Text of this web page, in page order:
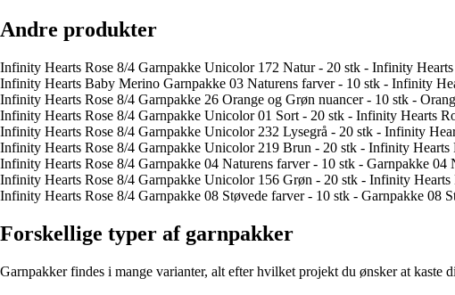
Andre produkter
Infinity Hearts Rose 8/4 Garnpakke Unicolor 172 Natur - 20 stk - Infinity
Infinity Hearts Baby Merino Garnpakke 03 Naturens farver - 10 stk - Infinity
Infinity Hearts Rose 8/4 Garnpakke 26 Orange og Grøn nuancer - 10 stk -
Infinity Hearts Rose 8/4 Garnpakke Unicolor 01 Sort - 20 stk - Infinity Hearts
Infinity Hearts Rose 8/4 Garnpakke Unicolor 232 Lysegrå - 20 stk - Infinity
Infinity Hearts Rose 8/4 Garnpakke Unicolor 219 Brun - 20 stk - Infinity
Infinity Hearts Rose 8/4 Garnpakke 04 Naturens farver - 10 stk - Garnpakke 04
Infinity Hearts Rose 8/4 Garnpakke Unicolor 156 Grøn - 20 stk - Infinity
Infinity Hearts Rose 8/4 Garnpakke 08 Støvede farver - 10 stk - Garnpakke 08
Forskellige typer af garnpakker
Garnpakker findes i mange varianter, alt efter hvilket projekt du ønsker at